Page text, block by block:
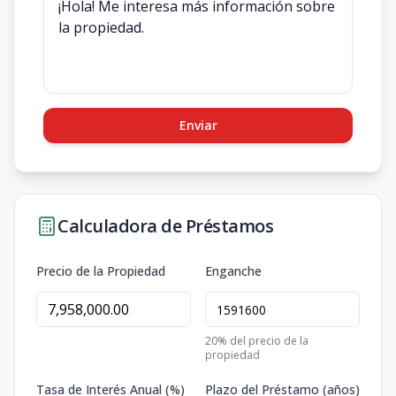
Enviar
Calculadora de Préstamos
Precio de la Propiedad Enganche
20% del precio de la
propiedad
Tasa de Interés Anual (%) Plazo del Préstamo (años)